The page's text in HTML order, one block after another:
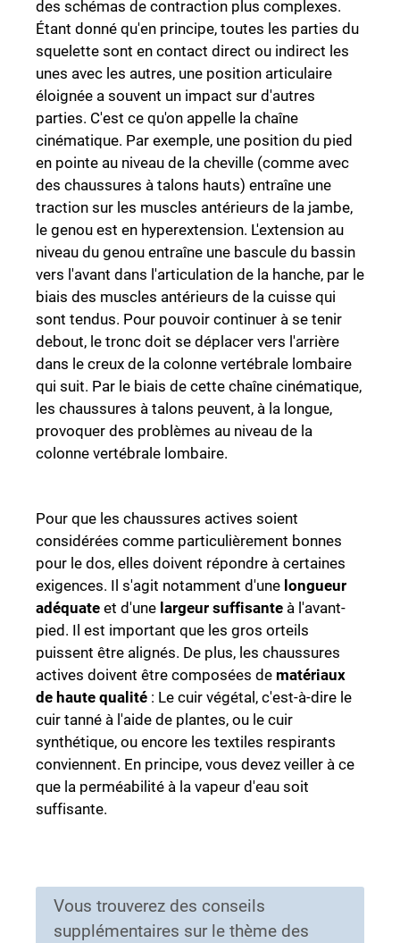
des schémas de contraction plus complexes.
Étant donné qu'en principe, toutes les parties du
squelette sont en contact direct ou indirect les
unes avec les autres, une position articulaire
éloignée a souvent un impact sur d'autres
parties. C'est ce qu'on appelle la chaîne
cinématique. Par exemple, une position du pied
en pointe au niveau de la cheville (comme avec
des chaussures à talons hauts) entraîne une
traction sur les muscles antérieurs de la jambe,
le genou est en hyperextension. L'extension au
niveau du genou entraîne une bascule du bassin
vers l'avant dans l'articulation de la hanche, par le
biais des muscles antérieurs de la cuisse qui
sont tendus. Pour pouvoir continuer à se tenir
debout, le tronc doit se déplacer vers l'arrière
dans le creux de la colonne vertébrale lombaire
qui suit. Par le biais de cette chaîne cinématique,
les chaussures à talons peuvent, à la longue,
provoquer des problèmes au niveau de la
colonne vertébrale lombaire.
Pour que les chaussures actives soient
considérées comme particulièrement bonnes
pour le dos, elles doivent répondre à certaines
exigences. Il s'agit notamment d'une longueur
adéquate et d'une largeur suffisante à l'avant-
pied. Il est important que les gros orteils
puissent être alignés. De plus, les chaussures
actives doivent être composées de matériaux
de haute qualité : Le cuir végétal, c'est-à-dire le
cuir tanné à l'aide de plantes, ou le cuir
synthétique, ou encore les textiles respirants
conviennent. En principe, vous devez veiller à ce
que la perméabilité à la vapeur d'eau soit
suffisante.
Vous trouverez des conseils
supplémentaires sur le thème des